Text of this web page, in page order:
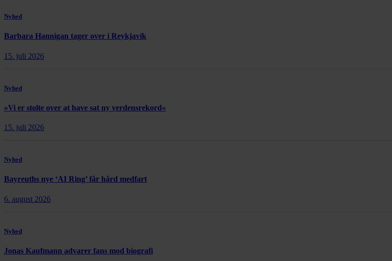
Nyhed
Barbara Hannigan tager over i Reykjavík
15. juli 2026
Nyhed
»Vi er stolte over at have sat ny verdensrekord«
15. juli 2026
Nyhed
Bayreuths nye ‘AI Ring’ får hård medfart
6. august 2026
Nyhed
Jonas Kaufmann advarer fans mod biografi